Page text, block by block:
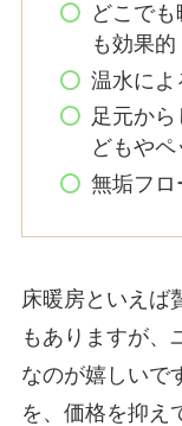
どこで
も効果的
温水によ
足元か
どもや
無垢フロ
床暖房といえば
もありますが、
なのが嬉しいで
を、価格を抑え